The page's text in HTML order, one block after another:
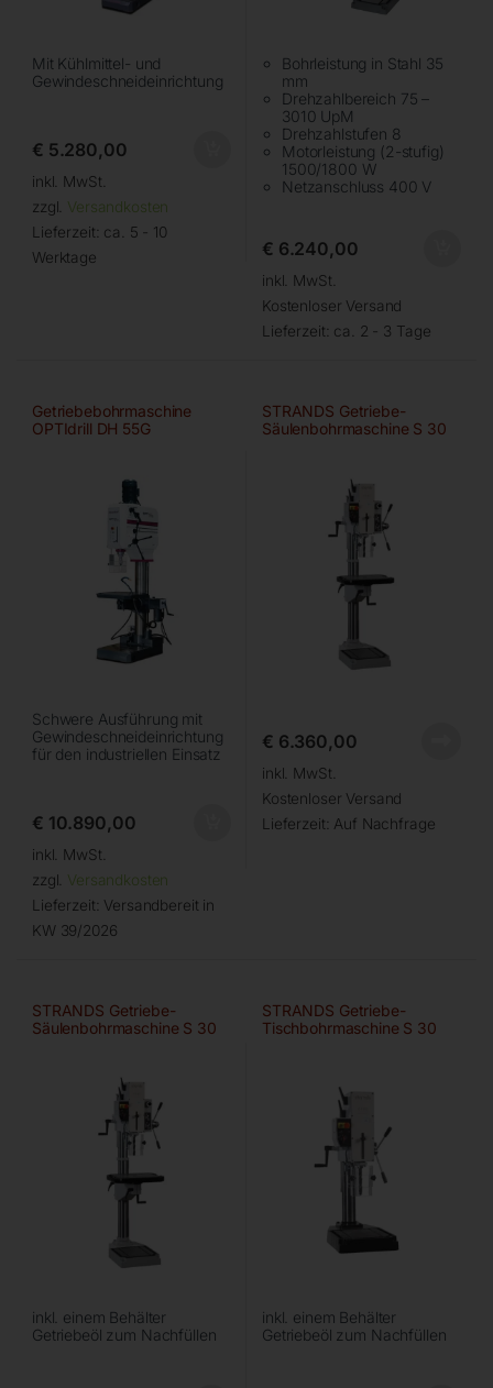
Mit Kühlmittel- und
Gewindeschneideinrichtung
€ 5.280,00
inkl. MwSt.
zzgl. Versandkosten
Lieferzeit: ca. 5 - 10
Werktage
Bohrleistung in Stahl 35
mm
Drehzahlbereich 75 –
3010 UpM
Drehzahlstufen 8
Motorleistung (2-stufig)
1500/1800 W
Netzanschluss 400 V
€ 6.240,00
inkl. MwSt.
Kostenloser Versand
Lieferzeit: ca. 2 - 3 Tage
Getriebebohrmaschine
OPTIdrill DH 55G
Schwere Ausführung mit
Gewindeschneideinrichtung
für den industriellen Einsatz
€ 10.890,00
inkl. MwSt.
zzgl. Versandkosten
Lieferzeit: Versandbereit in
KW 39/2026
STRANDS Getriebe-
Säulenbohrmaschine S 30
€ 6.360,00
inkl. MwSt.
Kostenloser Versand
Lieferzeit: Auf Nachfrage
STRANDS Getriebe-
Säulenbohrmaschine S 30
inkl. einem Behälter
Getriebeöl zum Nachfüllen
STRANDS Getriebe-
Tischbohrmaschine S 30
inkl. einem Behälter
Getriebeöl zum Nachfüllen